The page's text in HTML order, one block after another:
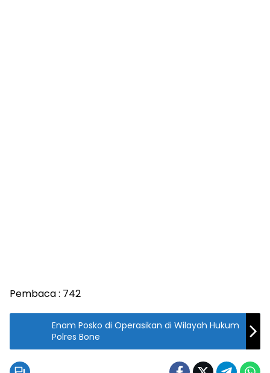
Pembaca : 742
Enam Posko di Operasikan di Wilayah Hukum
Polres Bone